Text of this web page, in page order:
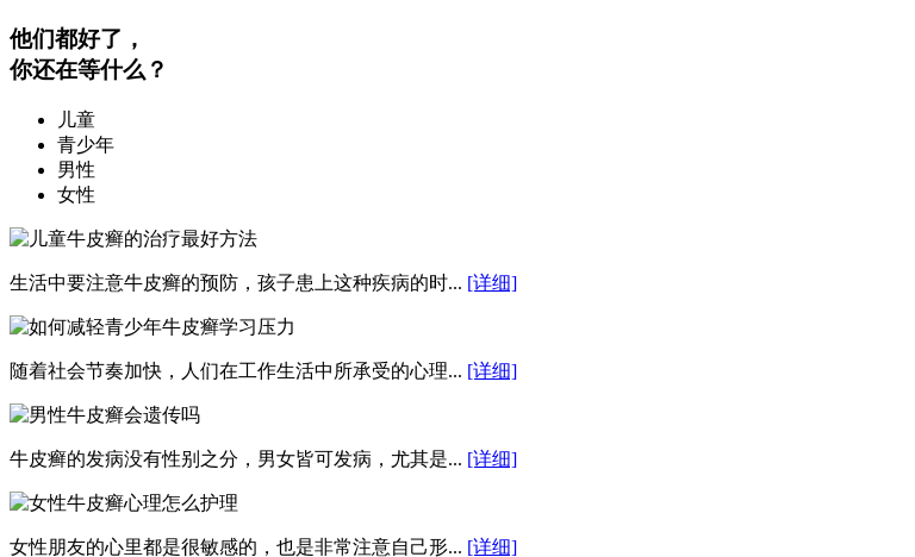
他们都好了，
你还在等什么？
儿童
青少年
男性
女性
生活中要注意牛皮癣的预防，孩子患上这种疾病的时... [详细]
随着社会节奏加快，人们在工作生活中所承受的心理... [详细]
牛皮癣的发病没有性别之分，男女皆可发病，尤其是... [详细]
女性朋友的心里都是很敏感的，也是非常注意自己形... [详细]